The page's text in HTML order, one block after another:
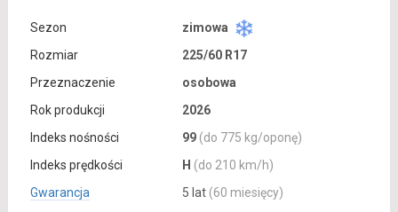
Sezon
zimowa
Rozmiar
225/60 R17
Przeznaczenie
osobowa
Rok produkcji
2026
Indeks nośności
99 (do 775 kg/oponę)
Indeks prędkości
H (do 210 km/h)
Gwarancja
5 lat (60 miesięcy)